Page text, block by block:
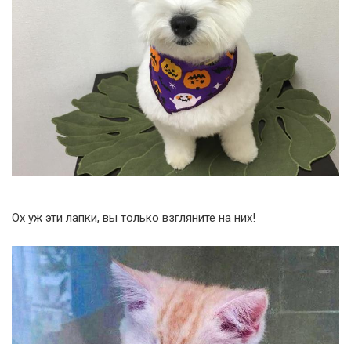
Ох уж эти лапки, вы только взгляните на них!